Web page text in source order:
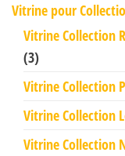
Vitrine pour
Vitrine Collection
(3)
Vitrine Collection
Vitrine Collection
Vitrine Collection